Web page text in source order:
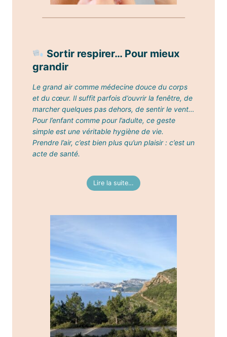
Sortir respirer… Pour mieux
grandir
Le grand air comme médecine douce du corps
et du cœur. Il suffit parfois d’ouvrir la fenêtre, de
marcher quelques pas dehors, de sentir le vent…
Pour l’enfant comme pour l’adulte, ce geste
simple est une véritable hygiène de vie.
Prendre l’air, c’est bien plus qu’un plaisir : c’est un
acte de santé.
Lire la suite…